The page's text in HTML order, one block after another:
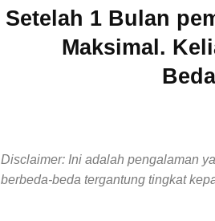
Setelah 1 Bulan
Maksimal.
Disclaimer: Ini adalah pengalaman
berbeda-beda tergantung tingkat